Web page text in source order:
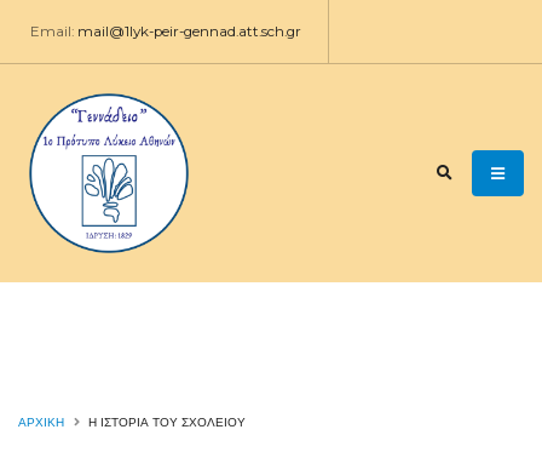
Email: mail@1lyk-peir-gennad.att.sch.gr
ΑΡΧΙΚΉ Η ΙΣΤΟΡΊΑ ΤΟΥ ΣΧΟΛΕΊΟΥ